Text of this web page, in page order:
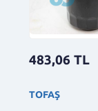
483,06 TL
TOFAŞ